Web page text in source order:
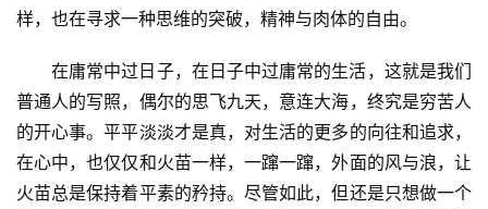
文
生
活
情
样，也在寻求一种思维的突破，精神与肉体的自由。
在庸常中过日子，在日子中过庸常的生活，这就是我们
普通人的写照，偶尔的思飞九天，意连大海，终究是穷苦人
的开心事。平平淡淡才是真，对生活的更多的向往和追求，
在心中，也仅仅和火苗一样，一蹿一蹿，外面的风与浪，让
火苗总是保持着平素的矜持。尽管如此，但还是只想做一个